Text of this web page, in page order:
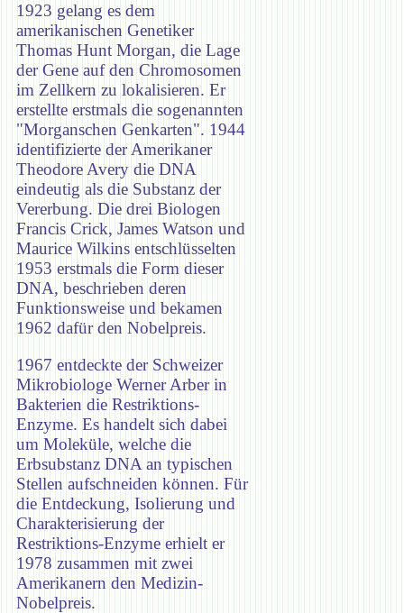
1923 gelang es dem
amerikanischen Genetiker
Thomas Hunt Morgan, die Lage
der Gene auf den Chromosomen
im Zellkern zu lokalisieren. Er
erstellte erstmals die sogenannten
"Morganschen Genkarten". 1944
identifizierte der Amerikaner
Theodore Avery die DNA
eindeutig als die Substanz der
Vererbung. Die drei Biologen
Francis Crick, James Watson und
Maurice Wilkins entschlüsselten
1953 erstmals die Form dieser
DNA, beschrieben deren
Funktionsweise und bekamen
1962 dafür den Nobelpreis.
1967 entdeckte der Schweizer
Mikrobiologe Werner Arber in
Bakterien die Restriktions-
Enzyme. Es handelt sich dabei
um Moleküle, welche die
Erbsubstanz DNA an typischen
Stellen aufschneiden können. Für
die Entdeckung, Isolierung und
Charakterisierung der
Restriktions-Enzyme erhielt er
1978 zusammen mit zwei
Amerikanern den Medizin-
Nobelpreis.